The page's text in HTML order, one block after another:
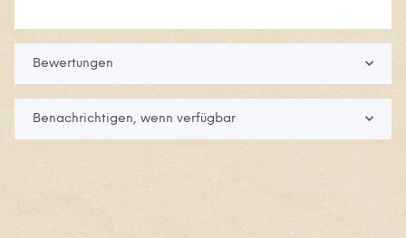
Bewertungen
Benachrichtigen, wenn verfügbar